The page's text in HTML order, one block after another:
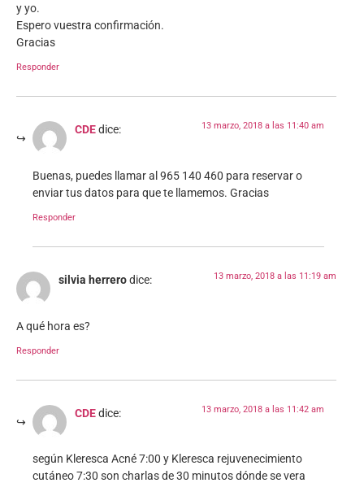
y yo.
Espero vuestra confirmación.
Gracias
Responder
CDEdice: 13 marzo, 2018 a las 11:40 am
Buenas, puedes llamar al 965 140 460 para reservar o
enviar tus datos para que te llamemos. Gracias
Responder
silvia herrerodice: 13 marzo, 2018 a las 11:19 am
A qué hora es?
Responder
CDEdice: 13 marzo, 2018 a las 11:42 am
según Kleresca Acné 7:00 y Kleresca rejuvenecimiento
cutáneo 7:30 son charlas de 30 minutos dónde se vera